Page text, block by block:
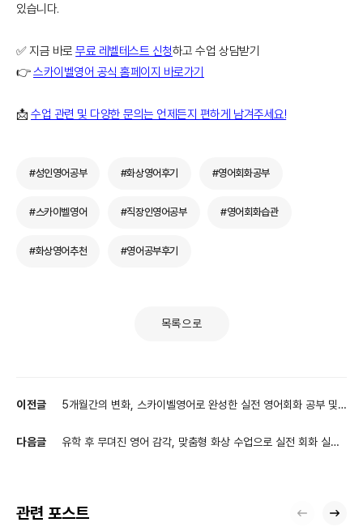
있습니다.
✅ 지금 바로무료 레벨테스트 신청하고 수업 상담받기
👉스카이벨영어 공식 홈페이지 바로가기
📩수업 관련 및 다양한 문의는 언제든지 편하게 남겨주세요!
#성인영어공부 #화상영어후기 #영어회화공부
#스카이벨영어 #직장인영어공부 #영어회화습관
#화상영어추천 #영어공부후기
목록으로
이전글
5개월간의 변화, 스카이벨영어로 완성한 실전 영어회화 공부 및
다음글
유학 후 무뎌진 영어 감각, 맞춤형 화상 수업으로 실전 회화 실력
관련 포스트